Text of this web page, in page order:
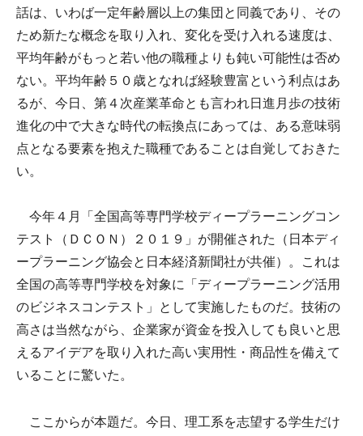
話は、いわば一定年齢層以上の集団と同義であり、その
ため新たな概念を取り入れ、変化を受け入れる速度は、
平均年齢がもっと若い他の職種よりも鈍い可能性は否め
ない。平均年齢５０歳となれば経験豊富という利点はあ
るが、今日、第４次産業革命とも言われ日進月歩の技術
進化の中で大きな時代の転換点にあっては、ある意味弱
点となる要素を抱えた職種であることは自覚しておきた
い。
今年４月「全国高等専門学校ディープラーニングコン
テスト（ＤＣＯＮ）２０１９」が開催された（日本ディ
ープラーニング協会と日本経済新聞社が共催）。これは
全国の高等専門学校を対象に「ディープラーニング活用
のビジネスコンテスト」として実施したものだ。技術の
高さは当然ながら、企業家が資金を投入しても良いと思
えるアイデアを取り入れた高い実用性・商品性を備えて
いることに驚いた。
ここからが本題だ。今日、理工系を志望する学生だけ